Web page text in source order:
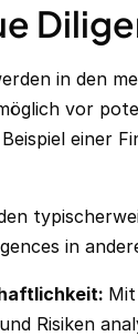
in den
vor
einer
in
Risiken